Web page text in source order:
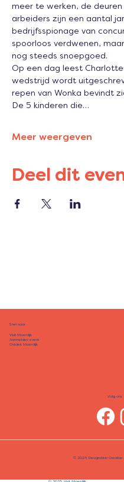
meer te werken, de
arbeiders zijn een aantal
bedrijfsspionage van
spoorloos verdwenen,
nog steeds snoepgoed.
Op een dag leest
wedstrijd wordt
repen van Wonka bevindt
De 5 kinderen die…
Meer weergeven
Deel dit
Snel naar
Visit Moerdijk
Aanmelden event
Ontdek Moerdijk
Volg ons
© 2025 Designstein Creative